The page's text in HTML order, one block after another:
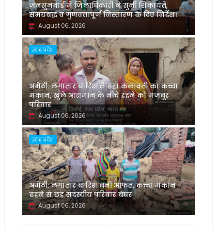
जनसुनवाई में जिलाधिकारी ने सुनीं शिकायतें,
समयबद्ध व गुणवत्तापूर्ण निस्तारण के दिए निर्देश।
August 06, 2026
उत्तर प्रदेश
अमेठी: लगातार बारिश से ढहा कलावती का कच्चा
मकान, खुले आसमान के नीचे रहने को मजबूर
परिवार
August 06, 2026
उत्तर प्रदेश
अमेठी: लगातार बारिश बनी आफत, कच्चा मकान
ढहने से छह सदस्यीय परिवार बेघर
August 06, 2026